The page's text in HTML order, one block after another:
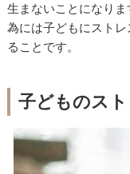
生まないことになり
為には子どもにスト
ることです。
子どものス